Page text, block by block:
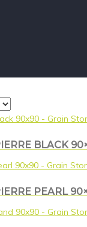
BLACK
PEARL